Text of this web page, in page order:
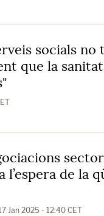
socials no
que la
l’espera de la
Jan 2025 - 12:40 CET